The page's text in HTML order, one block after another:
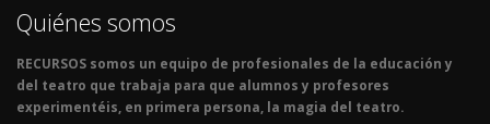
Quiénes somos
RECURSOS somos un equipo de profesionales de la educación y
del teatro que trabaja para que alumnos y profesores
experimentéis, en primera persona, la magia del teatro.